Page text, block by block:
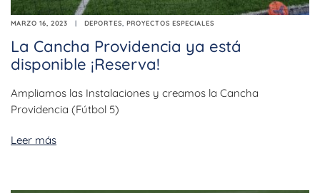
MARZO 16, 2023 DEPORTES PROYECTOS ESPECIALES
La Cancha Providencia ya está
disponible ¡Reserva!
Ampliamos las Instalaciones y creamos la Cancha
Providencia (Fútbol 5)
Leer más